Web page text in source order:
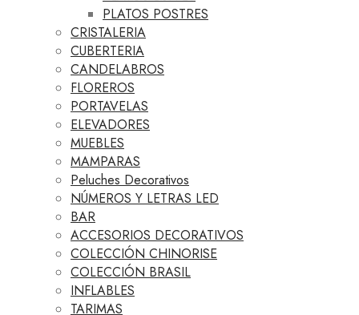
PLATOS POSTRES
CRISTALERIA
CUBERTERIA
CANDELABROS
FLOREROS
PORTAVELAS
ELEVADORES
MUEBLES
MAMPARAS
Peluches Decorativos
NÚMEROS Y LETRAS LED
BAR
ACCESORIOS DECORATIVOS
COLECCIÓN CHINORISE
COLECCIÓN BRASIL
INFLABLES
TARIMAS